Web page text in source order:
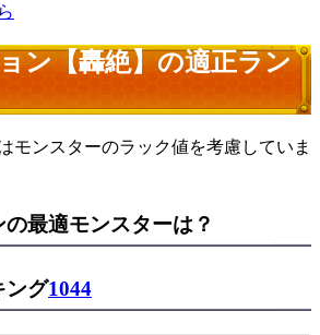
ン【轟絶】の適正ラン
モンスターのラック値を考慮していま
最適モンスターは？
ング1044